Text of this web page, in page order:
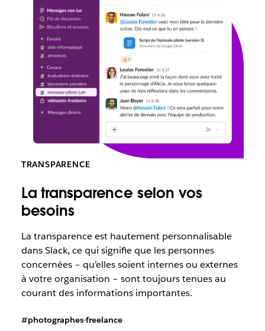
TRANSPARENCE
La transparence selon vos
besoins
La transparence est hautement personnalisable
dans Slack, ce qui signifie que les personnes
concernées – qu’elles soient internes ou externes
à votre organisation – sont toujours tenues au
courant des informations importantes.
#photographes-freelance